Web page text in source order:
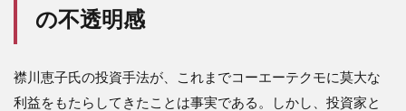
の不透明感
襟川恵子氏の投資手法が、これまでコーエーテクモに莫大な
利益をもたらしてきたことは事実である。しかし、投資家と